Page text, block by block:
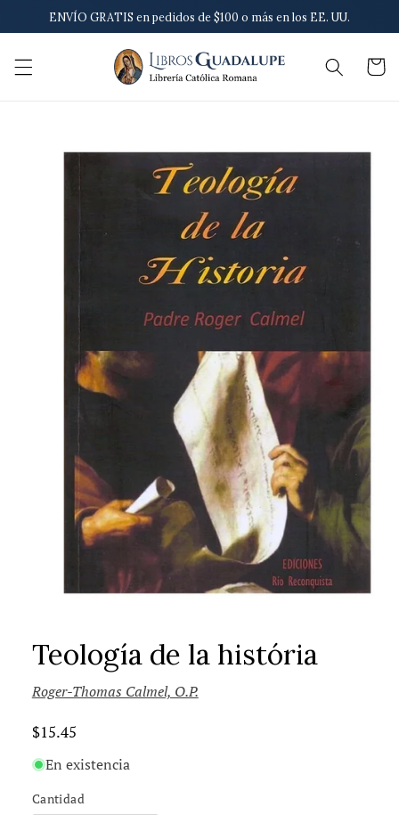
directamente
al contenido
ENVÍO GRATIS en pedidos de $100 o más en los EE. UU.
Carrito
Teología de la história
Roger-Thomas Calmel, O.P.
Precio
habitual
$15.45
En existencia
Cantidad